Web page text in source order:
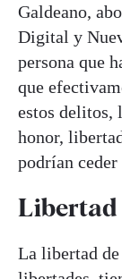
Galdeano,
Digital y
persona que
que
estos delitos,
honor,
podrían
Libertad
La libertad